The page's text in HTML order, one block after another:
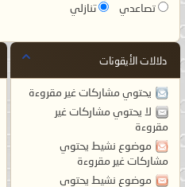
تصاعدي
تنازلي
دلالات الأيقونات
يحتوي مشاركات غير مقروءة
لا يحتوي مشاركات غير
مقروءة
موضوع نشيط يحتوي
مشاركات غير مقروءة
موضوع نشيط يحتوي